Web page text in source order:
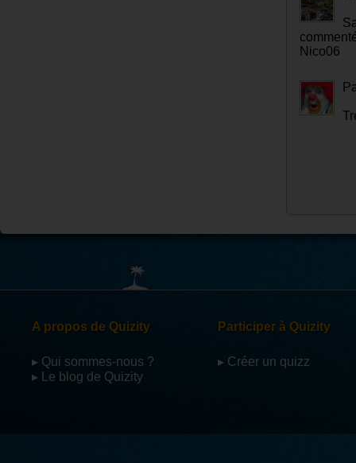
Nico06
A propos de Quizity
▸ Qui sommes-nous ?
▸ Le blog de Quizity
Participer à Quizity
▸ Créer un quizz